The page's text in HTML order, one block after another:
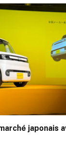
japonais